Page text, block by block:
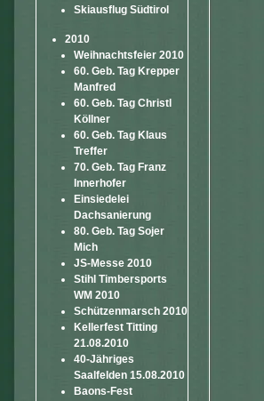
Skiausflug Südtirol
2010
Weihnachtsfeier 2010
60. Geb. Tag Krepper
Manfred
60. Geb. Tag Christl
Köllner
60. Geb. Tag Klaus
Treffer
70. Geb. Tag Franz
Innerhofer
Einsiedelei
Dachsanierung
80. Geb. Tag Sojer
Mich
JS-Messe 2010
Stihl Timbersports
WM 2010
Schützenmarsch 2010
Kellerfest Titting
21.08.2010
40-Jähriges
Saalfelden 15.08.2010
Baons-Fest